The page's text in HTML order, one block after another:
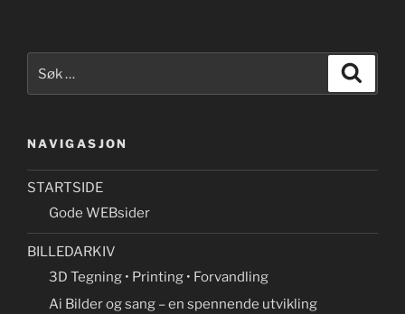
etter:
NAVIGASJON
STARTSIDE
Gode WEBsider
BILLEDARKIV
3D Tegning • Printing • Forvandling
Ai Bilder og sang – en spennende utvikling